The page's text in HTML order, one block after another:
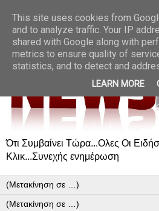
Ότι Συμβαίνει Τώρα...Ολες Οι
Κλικ...Συνεχής ενημέρωση
This site uses cookies from
and to analyze traffic. Your IP
shared with Google along with
metrics to ensure quality of
statistics, and to detect and
LEARN MORE